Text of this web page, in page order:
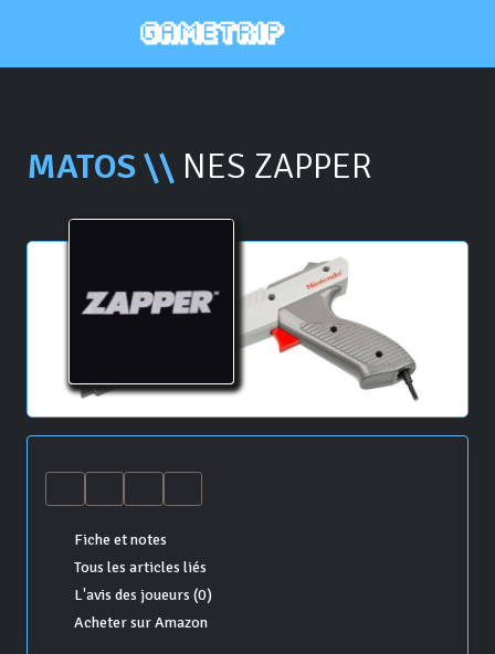
MATOS \\ NES ZAPPER
Fiche et notes
Tous les articles liés
L'avis des joueurs (0)
Acheter sur Amazon